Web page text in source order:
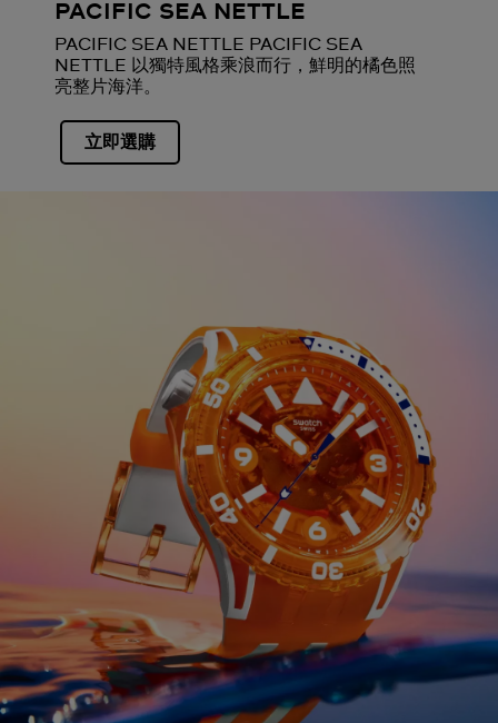
PACIFIC SEA NETTLE
PACIFIC SEA NETTLE PACIFIC SEA
NETTLE 以獨特風格乘浪而行，鮮明的橘色照
亮整片海洋。
立即選購